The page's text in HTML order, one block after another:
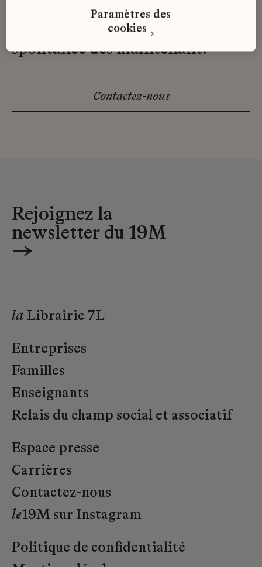
qui correspond à votre profil ?
Envoyez-nous votre candidature
spontanée dès maintenant.
Contactez-nous
Rejoignez la
newsletter du 19M
→
la Librairie 7L
Entreprises
Familles
Enseignants
Relais du champ social et associatif
Espace presse
Carrières
Contactez-nous
le19M sur Instagram
Politique de confidentialité
Paramètres des
cookies